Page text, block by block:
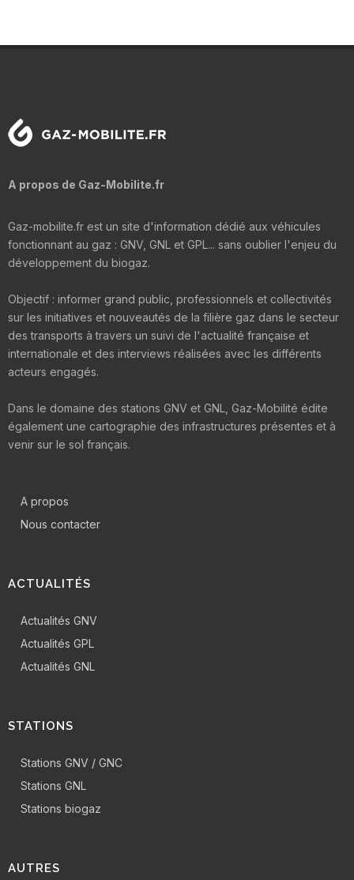
A propos de Gaz-Mobilite.fr
Gaz-mobilite.fr est un site d'information dédié aux véhicules
fonctionnant au gaz : GNV, GNL et GPL... sans oublier l'enjeu du
développement du biogaz.
Objectif : informer grand public, professionnels et collectivités
sur les initiatives et nouveautés de la filière gaz dans le secteur
des transports à travers un suivi de l'actualité française et
internationale et des interviews réalisées avec les différents
acteurs engagés.
Dans le domaine des stations GNV et GNL, Gaz-Mobilité édite
également une cartographie des infrastructures présentes et à
venir sur le sol français.
A propos
Nous contacter
ACTUALITÉS
Actualités GNV
Actualités GPL
Actualités GNL
STATIONS
Stations GNV / GNC
Stations GNL
Stations biogaz
AUTRES